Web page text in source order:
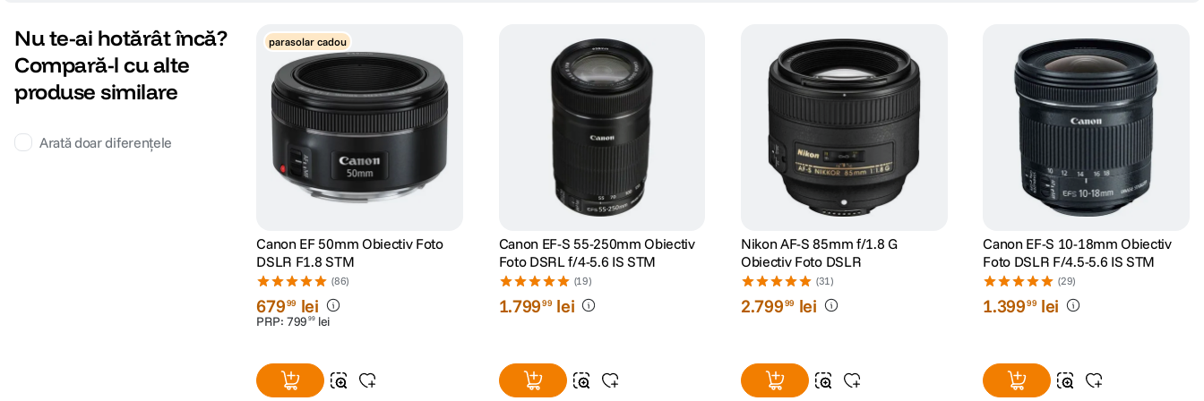
DETALII PRODUCATOR
Cod producator EF 85MMF1.8 STM SE II
Nu te-ai hotărât încă?
Compară-l cu alte
produse similare
Arată doar diferențele
parasolar cadou
Canon EF 50mm Obiectiv Foto
DSLR F1.8 STM
(86)
67999 lei
PRP: 799 99 lei
Canon EF-S 55-250mm Obiectiv
Foto DSRL f/4-5.6 IS STM
(19)
1.79999 lei
Nikon AF-S 85mm f/1.8 G
Obiectiv Foto DSLR
(31)
2.79999 lei
Canon EF-S 10-18mm Obiectiv
Foto DSLR F/4.5-5.6 IS STM
(29)
1.39999 lei